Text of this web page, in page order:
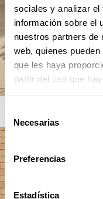
sociales y analizar
información sobre el
nuestros partners de
web, quienes
que les haya
partir del uso que
de
consentimiento
Necesarias
Preferencias
Estadística